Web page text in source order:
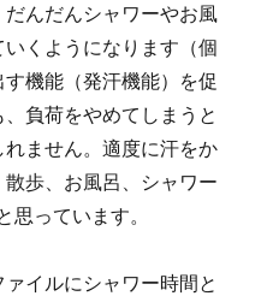
んだんシャワーやお風
くようになります（個
機能（発汗機能）を促
負荷をやめてしまうと
ません。適度に汗をか
歩、お風呂、シャワー
っています。
イルにシャワー時間と